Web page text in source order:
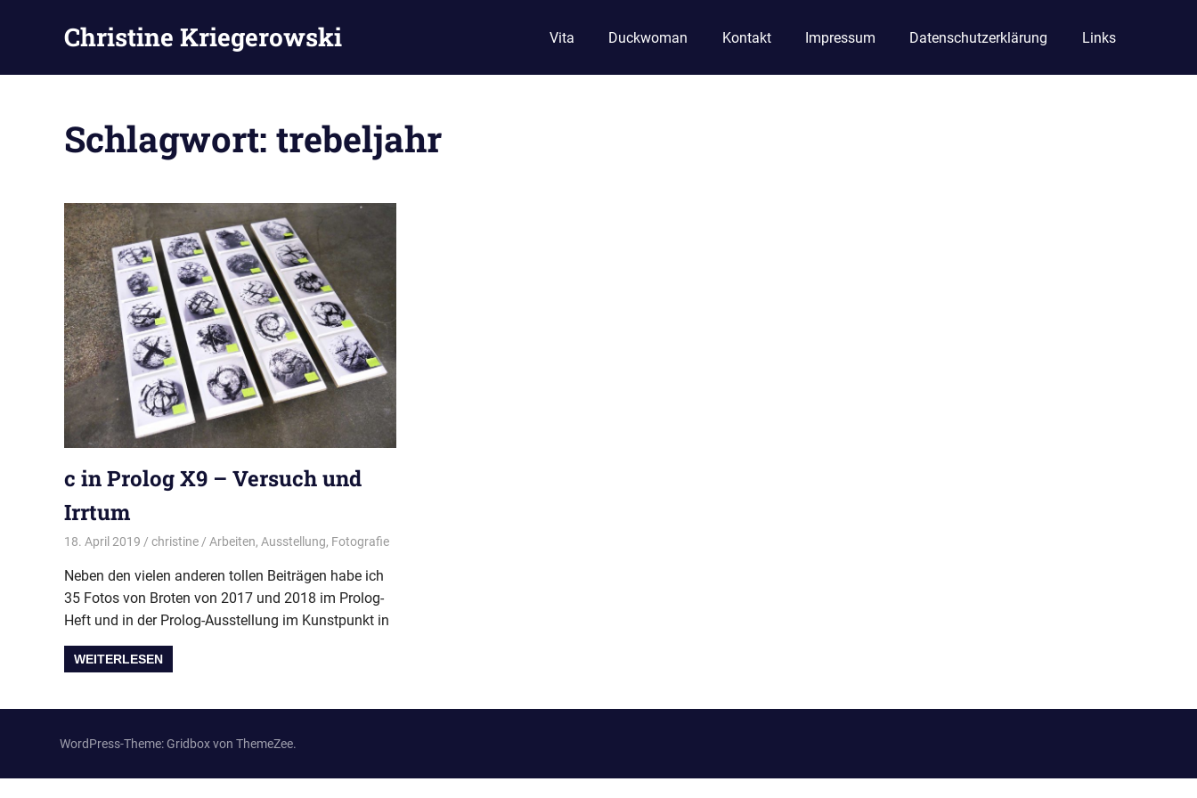
Christine Kriegerowski Vita Duckwoman Kontakt Impressum Datenschutzerklärung Links
Schlagwort: trebeljahr
c in Prolog X9 – Versuch und
Irrtum
18. April 2019 christine Arbeiten, Ausstellung, Fotografie
Neben den vielen anderen tollen Beiträgen habe ich
35 Fotos von Broten von 2017 und 2018 im Prolog-
Heft und in der Prolog-Ausstellung im Kunstpunkt in
WEITERLESEN
WordPress-Theme: Gridbox von ThemeZee.